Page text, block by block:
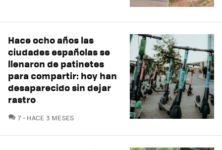
Hace ocho años las
ciudades españolas se
llenaron de patinetes
para compartir: hoy han
desaparecido sin dejar
rastro
7COMENTARIOS
HACE 3 MESES